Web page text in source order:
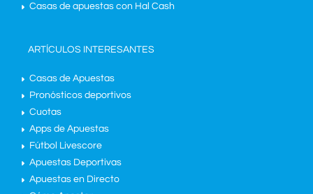
Casas de apuestas con Hal Cash
ARTÍCULOS INTERESANTES
Casas de Apuestas
Pronósticos deportivos
Cuotas
Apps de Apuestas
Fútbol Livescore
Apuestas Deportivas
Apuestas en Directo